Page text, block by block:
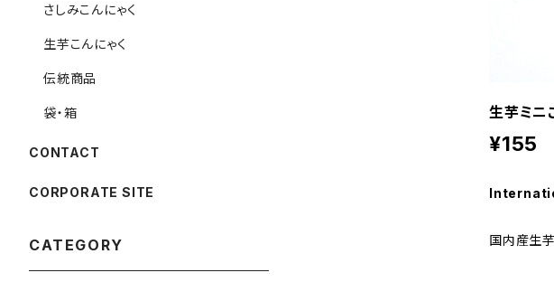
生芋ミニ
¥155
国内産生
さしみこんにゃく
生芋こんにゃく
伝統商品
袋・箱
CONTACT
CORPORATE SITE
CATEGORY